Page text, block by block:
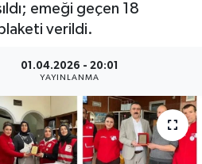
emeği geçen 18
verildi.
01.04.2026 - 20:01
YAYINLANMA